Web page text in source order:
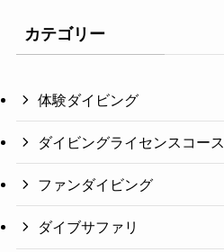
カテゴリー
体験ダイビング
ダイビングライセンスコース
ファンダイビング
ダイブサファリ